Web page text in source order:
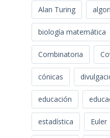
Alan Turing
biología matemática
Combinatoria
cónicas
educación
estadística Euler